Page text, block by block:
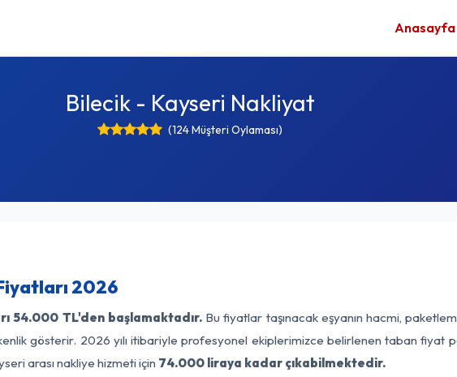
Anasayfa
Bilecik - Kayseri Nakliyat
(124 Müşteri Oylaması)
2026
54.000 TL'den başlamaktadır.Bu fiyatlar taşınacak eşyanın hacmi,
gösterir. 2026 yılı itibariyle profesyonel ekiplerimizce belirlenen taban fiyat
arası nakliye hizmeti için 74.000 liraya kadar çıkabilmektedir.